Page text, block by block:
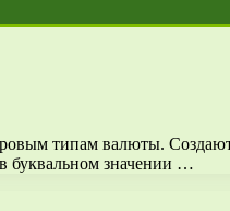
типам валюты.
буквальном значении …